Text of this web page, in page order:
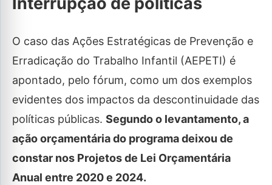
O caso das Ações Estratégicas de Prevenção e
Erradicação do Trabalho Infantil (AEPETI) é
apontado, pelo fórum, como um dos exemplos
evidentes dos impactos da descontinuidade das
políticas públicas. Segundo o levantamento, a
ação orçamentária do programa deixou de
constar nos Projetos de Lei Orçamentária
Anual entre 2020 e 2024.